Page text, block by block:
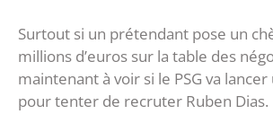
Surtout si un prétendant pose un
millions d’euros sur la table des
maintenant à voir si le PSG va
pour tenter de recruter Ruben Dias.